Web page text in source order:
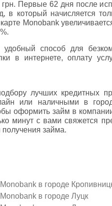
Первые 62 дня после
в который начисляется
Monobank
способ для
в интернете, оплату
лучших кредитных
или наличными в
оформить займ в
минут с вами свяжется
займа.
Monobank в городе
Monobank в городе Луцк